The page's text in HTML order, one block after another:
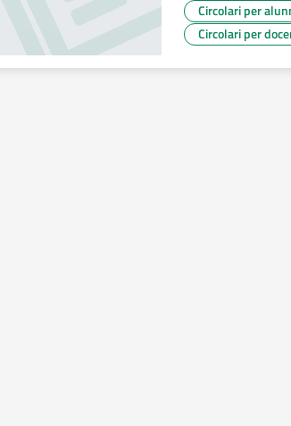
Circolari per
Circolari per